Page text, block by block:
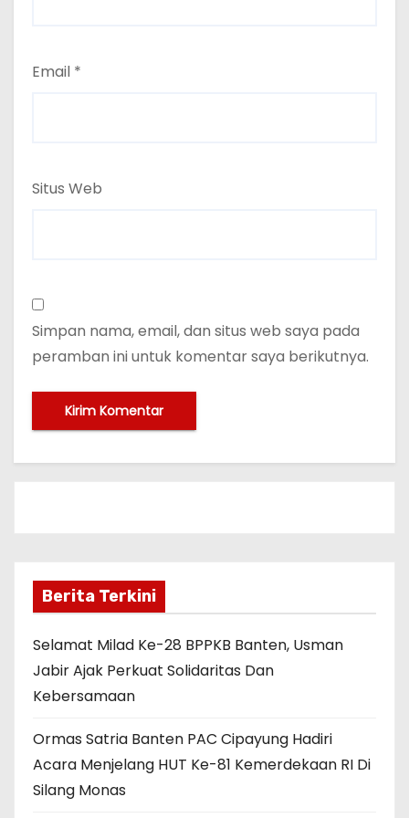
Email *
Situs Web
Simpan nama, email, dan situs web saya pada
peramban ini untuk komentar saya berikutnya.
Berita Terkini
Selamat Milad Ke-28 BPPKB Banten, Usman
Jabir Ajak Perkuat Solidaritas Dan
Kebersamaan
Ormas Satria Banten PAC Cipayung Hadiri
Acara Menjelang HUT Ke-81 Kemerdekaan RI Di
Silang Monas